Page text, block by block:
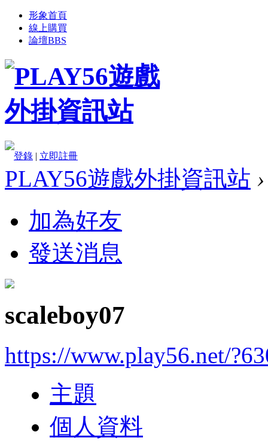
形象首頁
線上購買
論壇BBS
登錄 | 立即註冊
PLAY56遊戲外掛資訊站 ›
加為好友
發送消息
scaleboy07
https://www.play56.net/
主題
個人資料